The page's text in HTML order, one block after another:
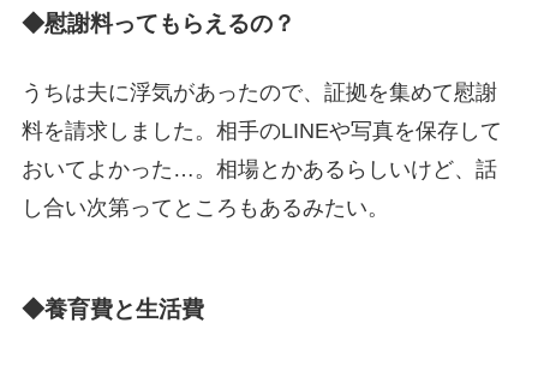
◆慰謝料ってもらえるの？
うちは夫に浮気があったので、証拠を集めて慰謝
料を請求しました。相手のLINEや写真を保存して
おいてよかった…。相場とかあるらしいけど、話
し合い次第ってところもあるみたい。
◆養育費と生活費